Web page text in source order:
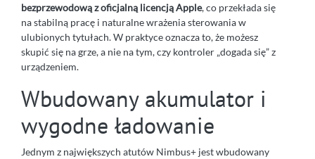
bezprzewodową z oficjalną licencją Apple, co przekłada się
na stabilną pracę i naturalne wrażenia sterowania w
ulubionych tytułach. W praktyce oznacza to, że możesz
skupić się na grze, a nie na tym, czy kontroler „dogada się” z
urządzeniem.
Wbudowany akumulator i
wygodne ładowanie
Jednym z największych atutów Nimbus+ jest wbudowany